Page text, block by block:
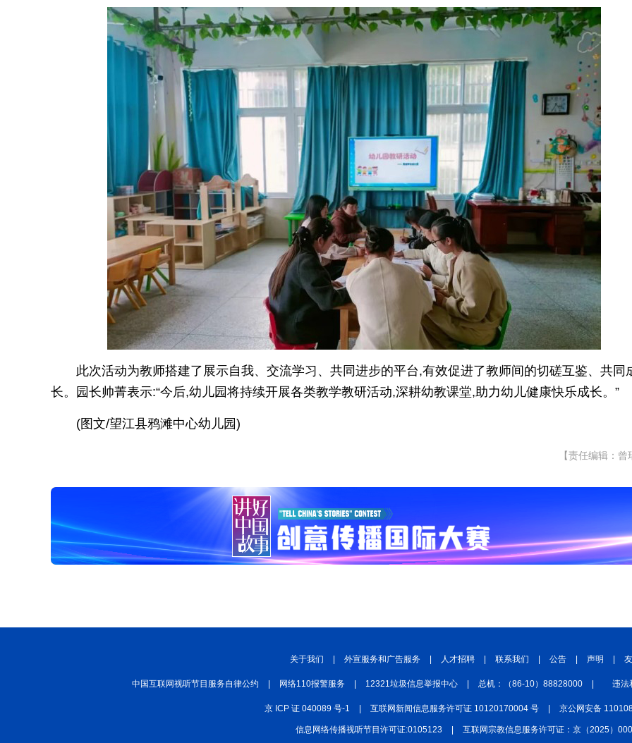
此次活动为教师搭建了展示自我、交流学习、共同进步的平台,有效促进了教师间的切磋互鉴、共同
长。园长帅菁表示:“今后,幼儿园将持续开展各类教学教研活动,深耕幼教课堂,助力幼儿健康快乐成长。”
(图文/望江县鸦滩中心幼儿园)
【责任编辑：曾
关于我们 外宣服务和广告服务 人才招聘 联系我们 公告 声明
中国互联网视听节目服务自律公约 网络110报警服务 12321垃圾信息举报中心 总机：（86-10）88828000 违法
京 ICP 证 040089 号-1 互联网新闻信息服务许可证 10120170004 号 京公网安备
信息网络传播视听节目许可证:0105123 互联网宗教信息服务许可证：京（2025）